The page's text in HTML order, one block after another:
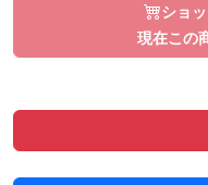
ショ
現在この